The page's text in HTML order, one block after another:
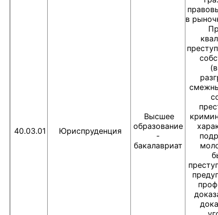
40.03.01 Юриспруденция
Высшее
образование
-
бакалавриат
в